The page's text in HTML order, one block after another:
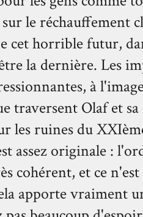
le réchauffement
cet horrible futur,
la dernière. Les
à
traversent Olaf et
les ruines du
assez originale :
cohérent, et ce
apporte vraiment